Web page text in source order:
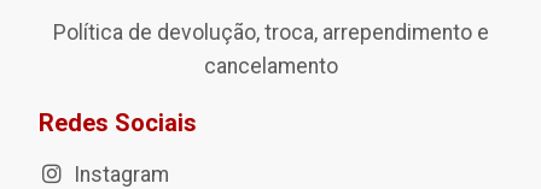
Política de devolução, troca, arrependimento e
cancelamento
Redes Sociais
Instagram